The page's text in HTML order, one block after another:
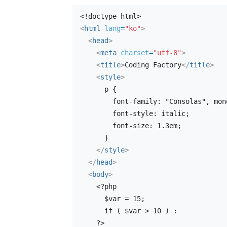
<!doctype html>
<html lang="ko">
<head>
<meta charset="utf-8">
<title>Coding Factory</title>
<style>
      p {
font-family: "Consolas",
        font-style: italic;
        font-size: 1.3em;
      }
</style>
</head>
<body>
    <?php
      $var = 15;
      if ( $var > 10 ) :
    ?>